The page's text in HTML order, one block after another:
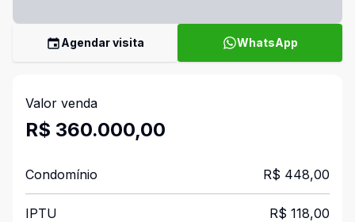
Agendar visita WhatsApp
Valor venda
R$ 360.000,00
Condomínio R$ 448,00
IPTU R$ 118,00